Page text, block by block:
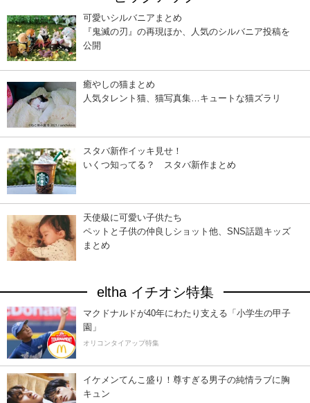
可愛いシルバニアまとめ
『鬼滅の刃』の再現ほか、人気のシルバニア投稿を
公開
癒やしの猫まとめ
人気タレント猫、猫写真集…キュートな猫ズラリ
スタバ新作イッキ見せ！
いくつ知ってる？ スタバ新作まとめ
天使級に可愛い子供たち
ペットと子供の仲良しショット他、SNS話題キッズ
まとめ
eltha イチオシ特集
マクドナルドが40年にわたり支える「小学生の甲子
園」
オリコンタイアップ特集
イケメンてんこ盛り！尊すぎる男子の純情ラブに胸
キュン